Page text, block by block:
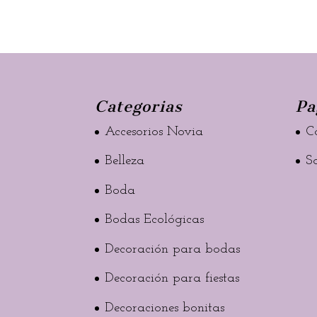
Categorias
Accesorios Novia
Belleza
Boda
Bodas Ecológicas
Decoración para bodas
Decoración para fiestas
Decoraciones bonitas